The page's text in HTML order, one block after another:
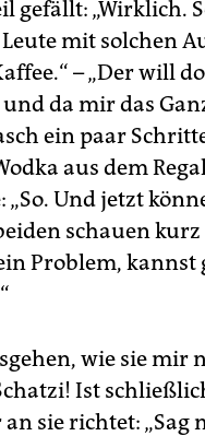
gefällt: „Wirklich.
mit solchen
– „Der will
da mir das
ein paar
aus dem
Und jetzt
schauen kurz
Problem, kannst
wie sie mir
Ist
sie richtet: „Sag